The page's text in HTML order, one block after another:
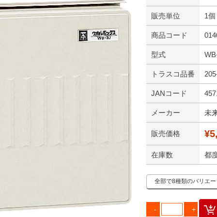
販売単位 1個
商品コード
型式
トラスコ品番
JANコード
メーカー 未
販売価格
在庫数 都
全部で8種類のバリエ